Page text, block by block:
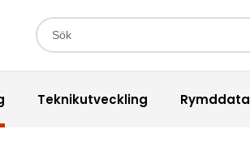
Sökfält
Teknikutveckling Rymddata